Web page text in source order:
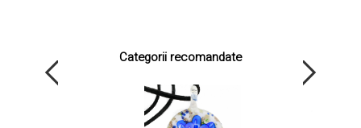
Categorii recomandate